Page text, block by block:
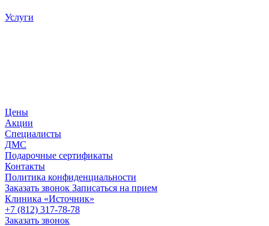
Услуги
Цены
Акции
Специалисты
ДМС
Подарочные сертификаты
Контакты
Политика конфиденциальности
Заказать звонок Записаться на прием
Клиника «Источник»
+7 (812) 317-78-78
Заказать звонок